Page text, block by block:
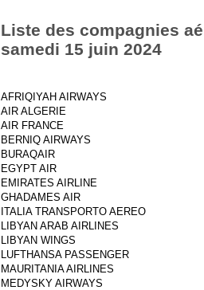
Liste des compagnies
samedi 15 juin 2024
AFRIQIYAH AIRWAYS
AIR ALGERIE
AIR FRANCE
BERNIQ AIRWAYS
BURAQAIR
EGYPT AIR
EMIRATES AIRLINE
GHADAMES AIR
ITALIA TRANSPORTO AEREO
LIBYAN ARAB AIRLINES
LIBYAN WINGS
LUFTHANSA PASSENGER
MAURITANIA AIRLINES
MEDYSKY AIRWAYS